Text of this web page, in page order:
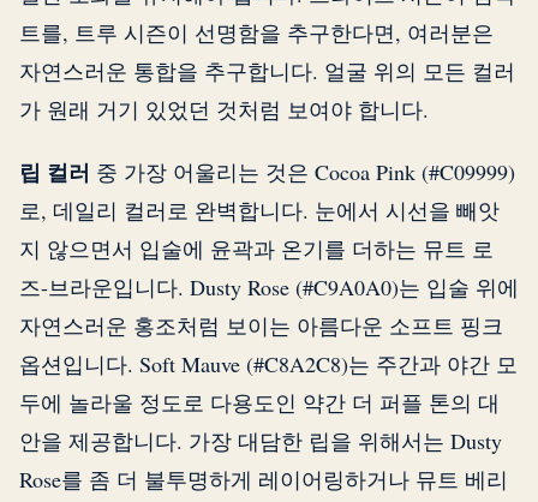
트를, 트루 시즌이 선명함을 추구한다면, 여러분은
자연스러운 통합을 추구합니다. 얼굴 위의 모든 컬러
가 원래 거기 있었던 것처럼 보여야 합니다.
립 컬러 중 가장 어울리는 것은 Cocoa Pink (#C09999)
로, 데일리 컬러로 완벽합니다. 눈에서 시선을 빼앗
지 않으면서 입술에 윤곽과 온기를 더하는 뮤트 로
즈-브라운입니다. Dusty Rose (#C9A0A0)는 입술 위에
자연스러운 홍조처럼 보이는 아름다운 소프트 핑크
옵션입니다. Soft Mauve (#C8A2C8)는 주간과 야간 모
두에 놀라울 정도로 다용도인 약간 더 퍼플 톤의 대
안을 제공합니다. 가장 대담한 립을 위해서는 Dusty
Rose를 좀 더 불투명하게 레이어링하거나 뮤트 베리